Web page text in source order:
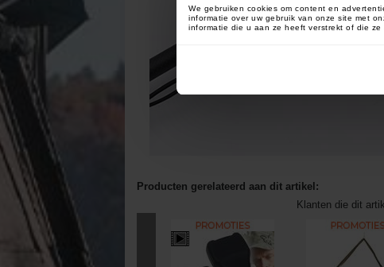
We gebruiken cookies om content en
informatie over uw gebruik van onze site met
informatie die u aan ze heeft verstrekt of die
Producten gerelateerd aan dit artikel:
Klanten die dit